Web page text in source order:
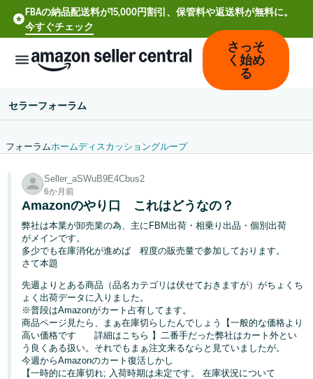
FBAの納品配送料が15,000円割引、保管料や返送料が無料に。
今すぐチェック
文
-
CN
Deutsch
- DE
Español
- ES
Français
- FR
さっそ
く始め
る
セラーフォーラム
フォーラムホームディスカッショングループ
Seller_aSWuB9E4Cbus2
6か月前
Amazonのやり口 これはどうなの？
弊社は本業が卸売業の為、主にFBM出荷・相乗り出品・個別出荷
がメインです。
多少でも在庫消化が進めば 程度の販売量で参加しております。
さて本題
先週よりとある商品（品名カテゴリは伏せておきますが）がちょくち
ょく出荷データに入りました。
※普段はAmazonがカート占有してます。
商品ページ見たら、まぁ在庫切らしたんでしょう【一般的な価格より
高い価格です 詳細はこちら 】二番手だった弊社はカート外とい
う良くある扱い。それでもまぁ注文来るならと見ていましたが。
今週からAmazonのカート復活しかし
【一時的に在庫切れ; 入荷時期は未定です。 在庫状況について